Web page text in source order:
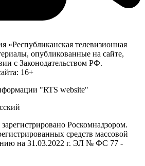
«Республиканская телевизионная
опубликованные на сайте,
с Законодательством РФ.
16+
"RTS website"
Роскомнадзором.
средств массовой
на 31.03.2022 г. ЭЛ № ФС 77 -